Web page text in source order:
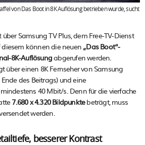
von Das Boot in 8K Auflösung betrieben wurde, sucht
Samsung TV Plus, dem Free-TV-Dienst
können die neuen „Das Boot“-
8K-Auflösungabgerufen werden.
über einen 8K Fernseher von Samsung
des Beitrags) und eine
40 Mbit/s. Denn für die vierfache
7.680 x 4.320 Bildpunktebeträgt, muss
werden.
besserer Kontrast